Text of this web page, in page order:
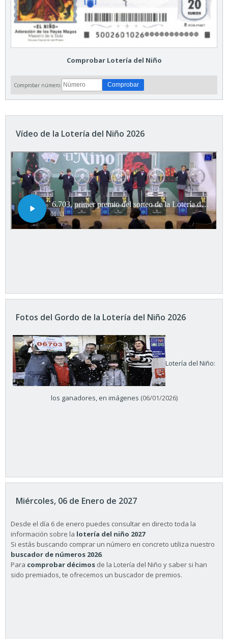
Comprobar Lotería del Niño
Comprobar número:
Vídeo de la Lotería del Niño 2026
Fotos del Gordo de la Lotería del Niño 2026
Lotería del Niño:
los ganadores, en imágenes (06/01/2026)
Miércoles, 06 de Enero de 2027
Desde el día 6 de enero puedes consultar en directo toda la
información sobre la lotería del niño 2027
Si estás buscando comprar un número en concreto utiliza nuestro
buscador de números 2026.
Para comprobar décimos de la Lotería del Niño y saber si han
sido premiados, te ofrecemos un buscador de premios.